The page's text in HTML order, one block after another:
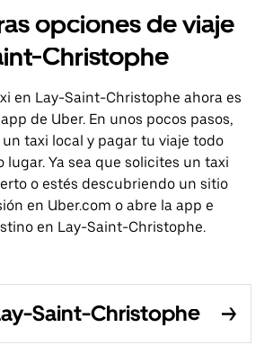
opciones de viaje
Christophe
en Lay-Saint-Christophe ahora es
de Uber. En unos pocos pasos,
taxi local y pagar tu viaje todo
lugar. Ya sea que solicites un taxi
o estés descubriendo un sitio
en Uber.com o abre la app e
en Lay-Saint-Christophe.
Saint-Christophe